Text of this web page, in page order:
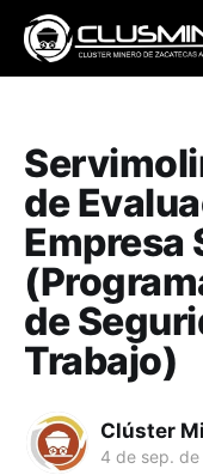
de
Empresa
de
Trabajo)
Clúster
4 de sep. de